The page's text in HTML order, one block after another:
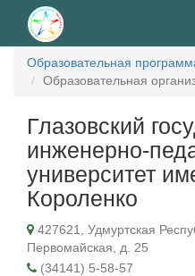
Образовательная
Образовательная
Глазовский
инженерно-
университет
Короленко
427621, Удмуртская
Первомайская, д. 25
(34141) 5-58-57